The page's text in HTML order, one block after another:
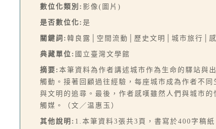
數位化類別: 影像(圖片)
是否數位化: 是
關鍵詞: 韓良露│空間流動│歷史文明│城市旅行│
典藏單位: 國立臺灣文學館
摘要: 本筆資料為作者講述城市作為生命的驛站與
觸動。接著回顧過往經驗，每座城市成為作者不
與文明的追尋。最後，作者感嘆雖然人們與城市
觸媒。（文／温惠玉）
其他說明: 1.本筆資料3張共3頁，書寫於400字稿紙